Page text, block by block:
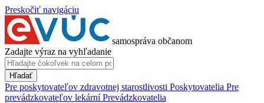
Preskočiť navigáciu
samospráva občanom
Zadajte výraz na vyhľadanie
Hľadať
Pre poskytovateľov zdravotnej starostlivosti Poskytovatelia Pre
prevádzkovateľov lekární Prevádzkovatelia